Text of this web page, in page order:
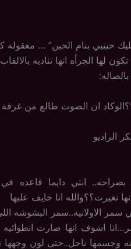
حبيبي بنام الحين” … معقوله
لها الجرأه انها تناديه
ان الصوت طالع من
الراديو
بصراحه.. انتي دايما قاعده
انا خايف عليها
الاولانيه..سمر البشوشه
اشوف انها صارت انطوائيه
وجسمها ناحل..حتى لون وجهها